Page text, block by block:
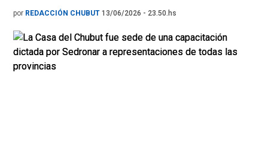
por REDACCIÓN CHUBUT 13/06/2026 - 23.50.hs